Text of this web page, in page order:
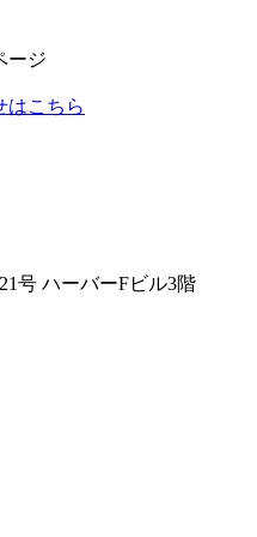
ージ
はこちら
号 ハーバーFビル3階